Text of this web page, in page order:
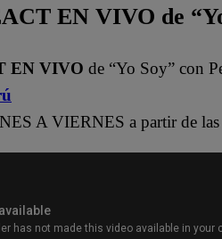
EN VIVO de
EN VIVO de “Yo Soy” con
A VIERNES a partir de